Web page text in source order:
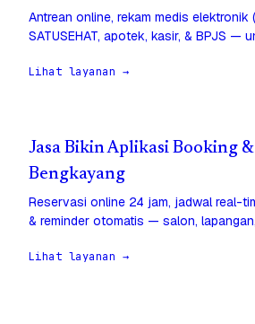
Antrean online, rekam medis elektronik
SATUSEHAT, apotek, kasir, & BPJS —
Lihat layanan →
Jasa Bikin Aplikasi Booking
Bengkayang
Reservasi online 24 jam, jadwal real-
& reminder otomatis — salon,
Lihat layanan →